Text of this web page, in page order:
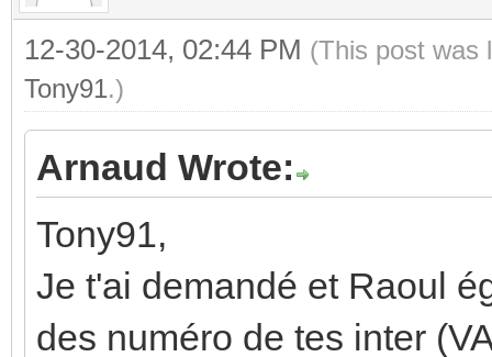
12-30-2014, 02:44 PM (This post was
Tony91.)
Arnaud Wrote:
Tony91,
Je t'ai demandé et Raoul
des numéro de tes inter